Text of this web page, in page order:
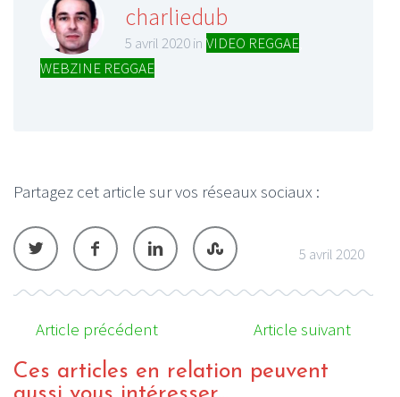
charliedub
5 avril 2020 in VIDEO REGGAE
WEBZINE REGGAE
Partagez cet article sur vos réseaux sociaux :
5 avril 2020
Article précédent Article suivant
Ces articles en relation peuvent